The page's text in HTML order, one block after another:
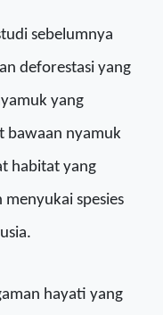
sebelumnya
deforestasi yang
yang
bawaan nyamuk
habitat yang
menyukai spesies
hayati yang